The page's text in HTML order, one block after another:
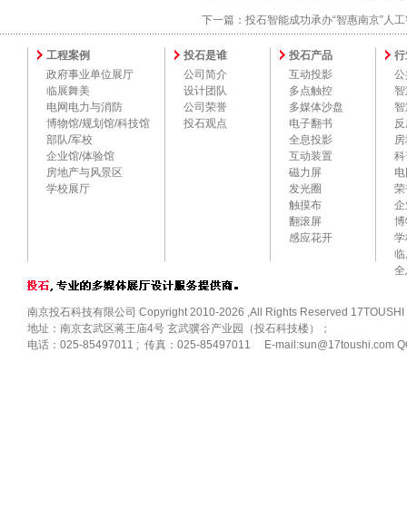
下一篇： 投石智能成功承办“智惠南京”人
工程案例
政府事业单位展厅
临展舞美
电网电力与消防
博物馆/规划馆/科技馆
部队/军校
企业馆/体验馆
房地产与风景区
学校展厅
投石是谁
公司简介
设计团队
公司荣誉
投石观点
投石产品
互动投影
多点触控
多媒体沙盘
电子翻书
全息投影
互动装置
磁力屏
发光圈
触摸布
翻滚屏
感应花开
南京投石科技有限公司 Copyright 2010-2026 ,All Rights Reserved 17TOUSHI
地址：南京玄武区蒋王庙4号 玄武骥谷产业园（投石科技楼）；
电话：025-85497011 ; 传真：025-85497011 E-mail:sun@17toushi.com